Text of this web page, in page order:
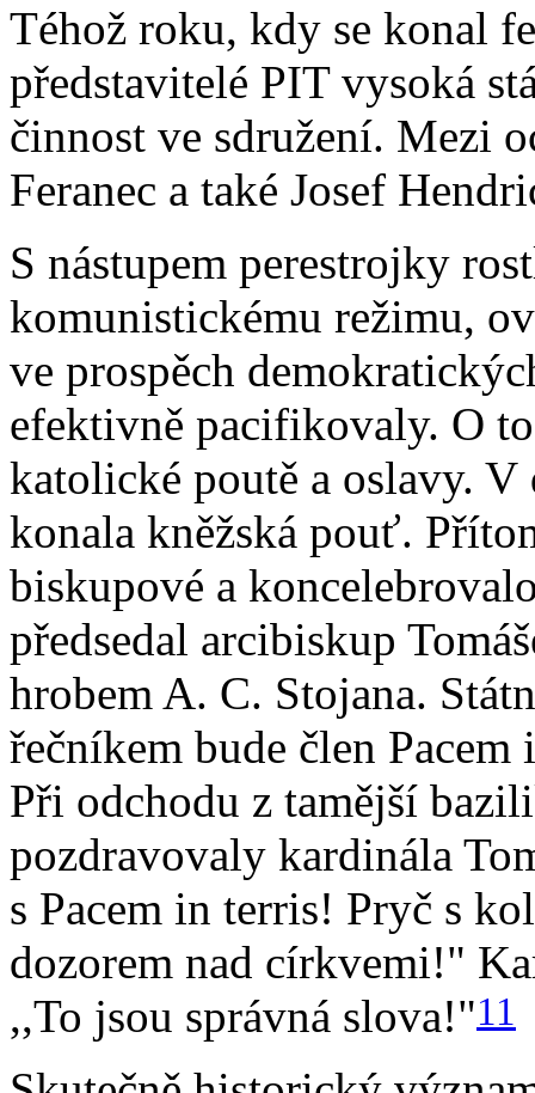
Téhož roku, kdy se konal
představitelé PIT vysoká
činnost ve sdružení. Mezi
Feranec a také Josef
S nástupem perestrojky
komunistickému režimu,
ve prospěch
efektivně pacifikovaly. O
katolické poutě a oslavy. V
konala kněžská pouť.
biskupové a
předsedal arcibiskup
hrobem A. C. Stojana.
řečníkem bude člen
Při odchodu z tamější
pozdravovaly kardinála
s Pacem in terris! Pryč s
dozorem nad církvemi!"
,,To jsou správná slova!"11